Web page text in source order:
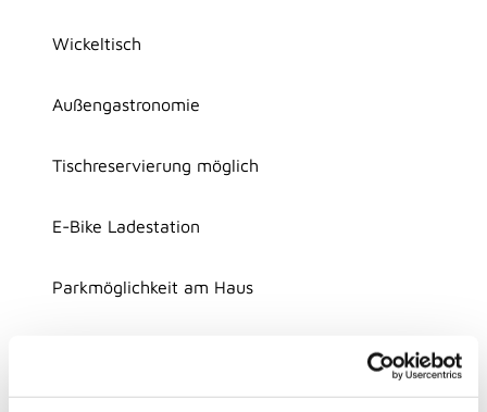
Wickeltisch
Außengastronomie
Tischreservierung möglich
E-Bike Ladestation
Parkmöglichkeit am Haus